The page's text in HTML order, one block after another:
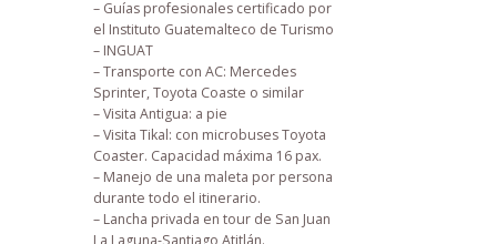
– Guías profesionales certificado por
el Instituto Guatemalteco de Turismo
– INGUAT
– Transporte con AC: Mercedes
Sprinter, Toyota Coaste o similar
– Visita Antigua: a pie
– Visita Tikal: con microbuses Toyota
Coaster. Capacidad máxima 16 pax.
– Manejo de una maleta por persona
durante todo el itinerario.
– Lancha privada en tour de San Juan
La Laguna-Santiago Atitlán.